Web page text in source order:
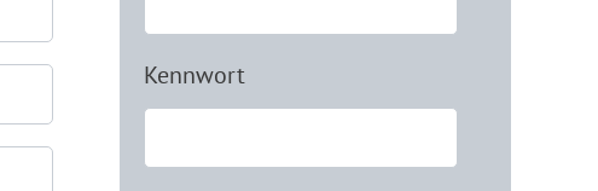
Kennwort